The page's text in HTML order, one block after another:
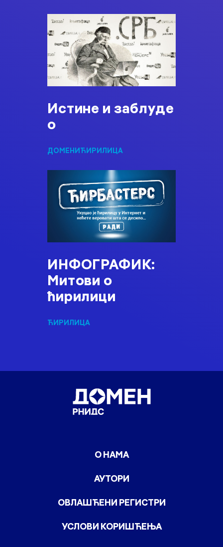
Истине и заблуде
о
ДОМЕНИЋИРИЛИЦА
ИНФОГРАФИК:
Митови о
ћирилици
ЋИРИЛИЦА
О НАМА
АУТОРИ
ОВЛАШЋЕНИ РЕГИСТРИ
УСЛОВИ КОРИШЋЕЊА